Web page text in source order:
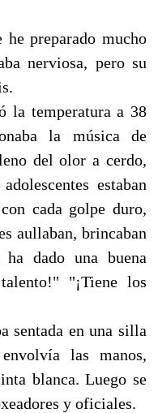
preparado mucho
nerviosa, pero su
la temperatura a 38
la música de
del olor a cerdo,
estaban
cada golpe duro,
aullaban, brincaban
dado una buena
"¡Tiene los
sentada en una silla
las manos,
blanca. Luego se
y oficiales.